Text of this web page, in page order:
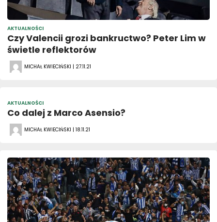
AKTUALNOŚCI
Czy Valencii grozi bankructwo? Peter Lim w
świetle reflektorów
MICHAŁ KWIECIŃSKI | 27.11.21
AKTUALNOŚCI
Co dalej z Marco Asensio?
MICHAŁ KWIECIŃSKI | 18.11.21